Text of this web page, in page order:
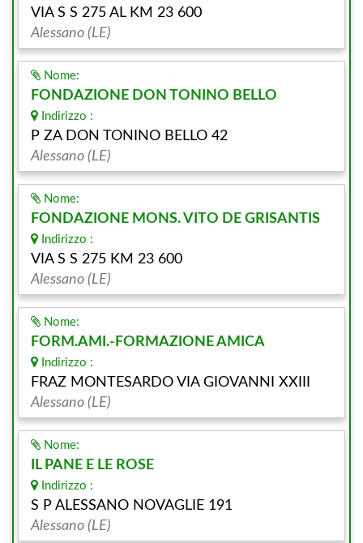
VIA S S 275 AL KM 23 600
Alessano (LE)
Nome:
FONDAZIONE DON TONINO BELLO
Indirizzo :
P ZA DON TONINO BELLO 42
Alessano (LE)
Nome:
FONDAZIONE MONS. VITO DE GRISANTIS
Indirizzo :
VIA S S 275 KM 23 600
Alessano (LE)
Nome:
FORM.AMI.-FORMAZIONE AMICA
Indirizzo :
FRAZ MONTESARDO VIA GIOVANNI XXIII
Alessano (LE)
Nome:
IL PANE E LE ROSE
Indirizzo :
S P ALESSANO NOVAGLIE 191
Alessano (LE)